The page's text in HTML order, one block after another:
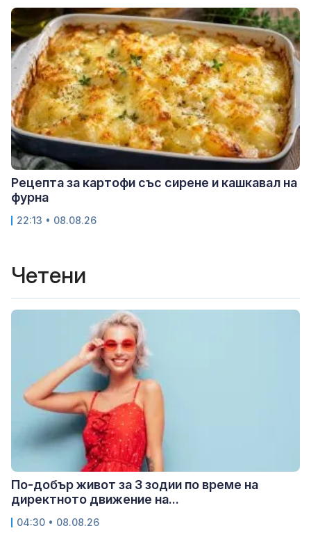
Рецепта за картофи със сирене и кашкавал на
фурна
22:13 • 08.08.26
Четени
По-добър живот за 3 зодии по време на
директното движение на...
04:30 • 08.08.26